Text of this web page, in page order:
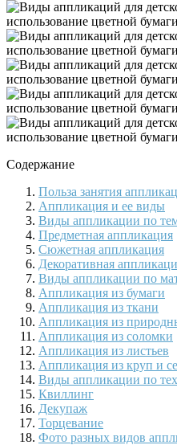
Содержание
Польза занятия
Аппликация и ее виды
Виды аппликации по
Предметная аппликация
Сюжетная аппликация
Декоративная
Виды аппликации по
Аппликация из бумаги
Аппликация из ткани
Аппликация из
Аппликация из соломки
Аппликация из листьев
Аппликация из круп и
Виды аппликации по
Квиллинг
Декупаж
Торцевание
Фото разных видов